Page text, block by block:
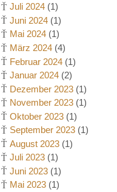
Juli 2024 (1)
Juni 2024 (1)
Mai 2024 (1)
März 2024 (4)
Februar 2024 (1)
Januar 2024 (2)
Dezember 2023 (1)
November 2023 (1)
Oktober 2023 (1)
September 2023 (1)
August 2023 (1)
Juli 2023 (1)
Juni 2023 (1)
Mai 2023 (1)